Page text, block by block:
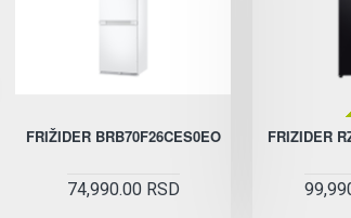
PROVERITI DOSTUPNOST
MASINA PRANJE/SUSENJE
FRIŽIDER BRB70F26CES0EO
74,990.00 RSD
FRIZIDER